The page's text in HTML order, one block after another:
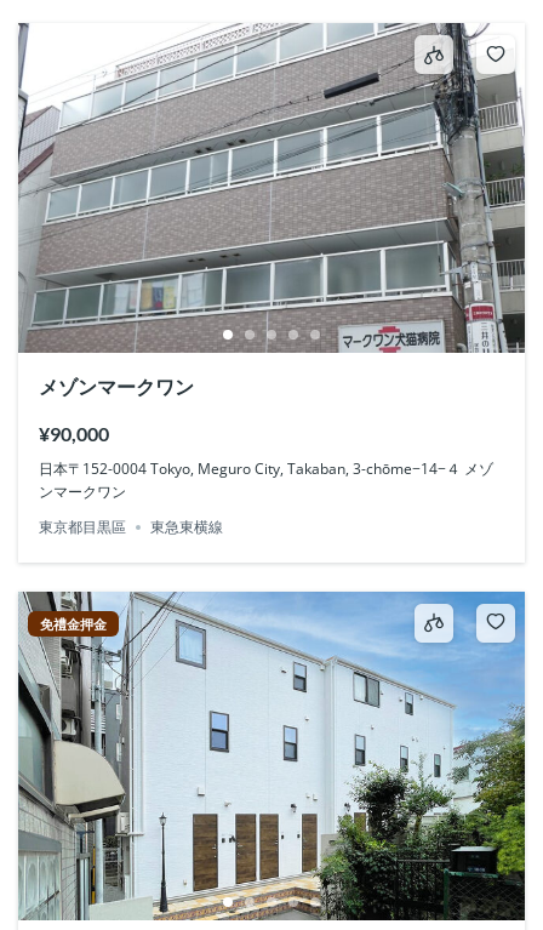
メゾンマークワン
¥90,000
日本〒152-0004 Tokyo, Meguro City, Takaban, 3-chōme−14−４ メゾ
ンマークワン
東京都目黒區
東急東横線
免禮金押金